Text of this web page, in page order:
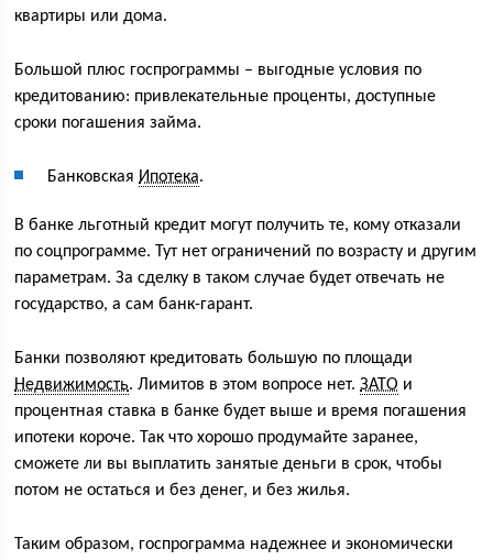
квартиры или дома.
Большой плюс госпрограммы – выгодные условия по
кредитованию: привлекательные проценты, доступные
сроки погашения займа.
Банковская Ипотека.
В банке льготный кредит могут получить те, кому отказали
по соцпрограмме. Тут нет ограничений по возрасту и другим
параметрам. За сделку в таком случае будет отвечать не
государство, а сам банк-гарант.
Банки позволяют кредитовать большую по площади
Недвижимость. Лимитов в этом вопросе нет.ЗАТО и
процентная ставка в банке будет выше и время погашения
ипотеки короче. Так что хорошо продумайте заранее,
сможете ли вы выплатить занятые деньги в срок, чтобы
потом не остаться и без денег, и без жилья.
Таким образом, госпрограмма надежнее и экономически